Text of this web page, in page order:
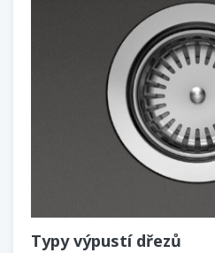
Typy výpustí dřezů